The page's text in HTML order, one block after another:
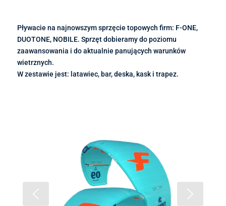
Pływacie na najnowszym sprzęcie topowych firm: F-ONE,
DUOTONE, NOBILE. Sprzęt dobieramy do poziomu
zaawansowania i do aktualnie panujących warunków
wietrznych.
W zestawie jest: latawiec, bar, deska, kask i trapez.